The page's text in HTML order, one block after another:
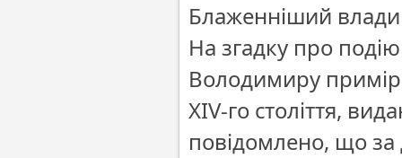
Блаженніший
На згадку про
Володимиру
ХIV-го століття,
повідомлено, що за